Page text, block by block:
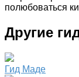
полюбоваться
Другие
Гид Маде